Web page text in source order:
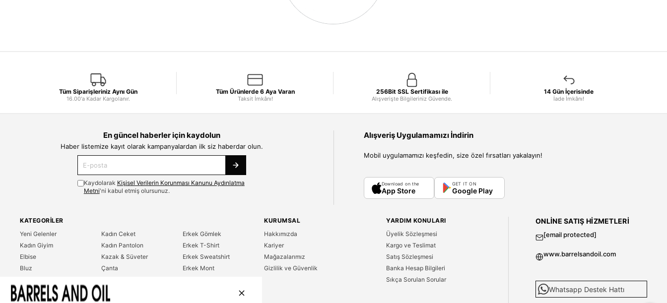
Tüm Siparişleriniz Aynı Gün
16.00'a Kadar Kargolanır.
Tüm Ürünlerde 6 Aya Varan
Taksit İmkânı!
256Bit SSL Sertifikası ile
Alışverişte Bilgileriniz Güvende.
14 Gün İçerisinde
İade İmkânı!
En güncel haberler için kaydolun
Haber listemize kayıt olarak kampanyalardan ilk siz haberdar olun.
Kaydolarak Kişisel Verilerin Korunması Kanunu Aydınlatma
Metni'ni kabul etmiş olursunuz.
Alışveriş Uygulamamızı İndirin
Mobil uygulamamızı keşfedin, size özel fırsatları yakalayın!
Download on the
App Store
GET IT ON
Google Play
KATEGORILER
Yeni Gelenler
Kadın Giyim
Elbise
Bluz
T-Shirt
Kadın Ceket
Kadın Pantolon
Kazak & Süveter
Çanta
Erkek Gömlek
Erkek T-Shirt
Erkek Sweatshirt
Erkek Mont
KURUMSAL
Hakkımızda
Kariyer
Mağazalarımız
Gizlilik ve Güvenlik
YARDIM KONULARI
Üyelik Sözleşmesi
Kargo ve Teslimat
Satış Sözleşmesi
Banka Hesap Bilgileri
Sıkça Sorulan Sorular
ONLINE SATIŞ HIZMETLERI
[email protected]
www.barrelsandoil.com
Whatsapp Destek Hattı